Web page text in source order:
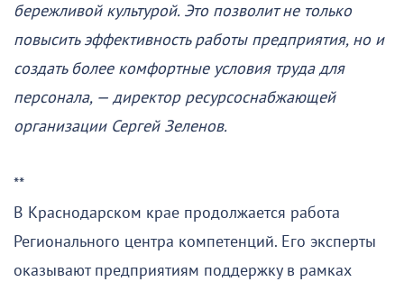
бережливой культурой. Это позволит не только
повысить эффективность работы предприятия, но и
создать более комфортные условия труда для
персонала, — директор ресурсоснабжающей
организации Сергей Зеленов.
**
В Краснодарском крае продолжается работа
Регионального центра компетенций. Его эксперты
оказывают предприятиям поддержку в рамках